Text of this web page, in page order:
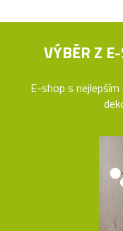
VÝBĚR Z
E-shop s